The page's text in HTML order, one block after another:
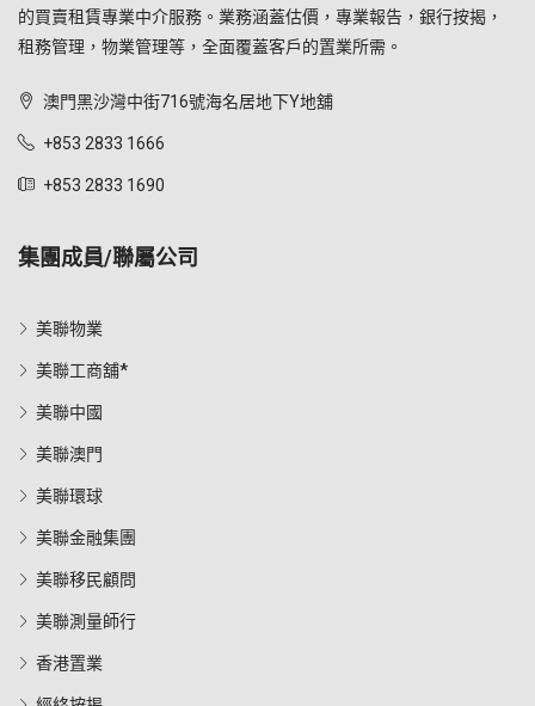
的買賣租賃專業中介服務。業務涵蓋估價，專業報告，銀行按揭，
租務管理，物業管理等，全面覆蓋客戶的置業所需。
澳門黑沙灣中街716號海名居地下Y地舖
+853 2833 1666
+853 2833 1690
集團成員/聯屬公司
美聯物業
美聯工商舖*
美聯中國
美聯澳門
美聯環球
美聯金融集團
美聯移民顧問
美聯測量師行
香港置業